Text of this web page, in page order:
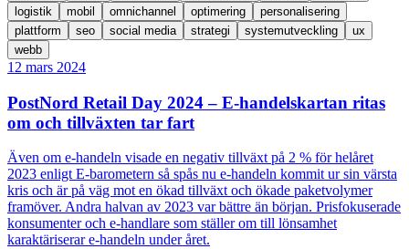
logistik
mobil omnichannel optimering
personalisering
plattform
seo social media strategi systemutveckling
ux
webb
12 mars 2024
PostNord Retail Day 2024 – E-handelskartan ritas
om och tillväxten tar fart
Även om e-handeln visade en negativ tillväxt på 2 % för helåret
2023 enligt E-barometern så spås nu e-handeln kommit ur sin värsta
kris och är på väg mot en ökad tillväxt och ökade paketvolymer
framöver. Andra halvan av 2023 var bättre än början. Prisfokuserade
konsumenter och e-handlare som ställer om till lönsamhet
karaktäriserar e-handeln under året.